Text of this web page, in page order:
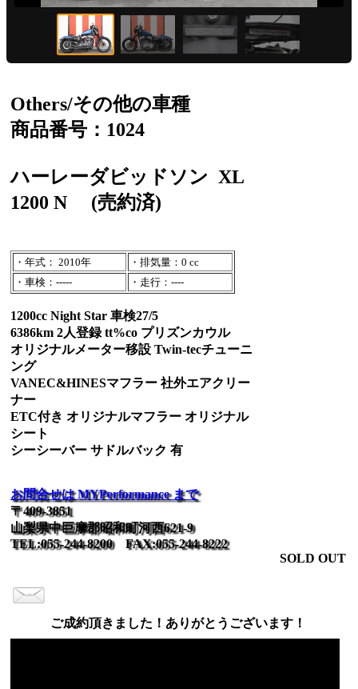
Others/その他の車種
商品番号：1024
ハーレーダビッドソン XL
1200 N
(売約済)
・年式： 2010年
・排気量：0 cc
・車検：-----
・走行：----
1200cc Night Star 車検27/5
6386km 2人登録 tt%co プリズンカウル
オリジナルメーター移設 Twin-tecチューニ
ング
VANEC&HINESマフラー 社外エアクリー
ナー
ETC付き オリジナルマフラー オリジナル
シート
シーシーバー サドルバック 有
お問合せは MYPerformance まで
〒409-3851
山梨県中巨摩郡昭和町河西621-9
TEL:055-244-8200 FAX:055-244-8222
SOLD OUT
ご成約頂きました！ありがとうございます！